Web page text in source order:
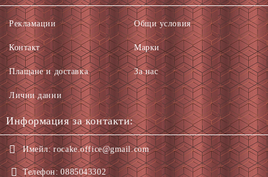
Рекламации
Контакт
Плащане и доставка
Лични данни
Общи условия
Марки
За нас
Информация за контакти:
Имейл: rocake.office@gmail.com
Телефон: 0885043302